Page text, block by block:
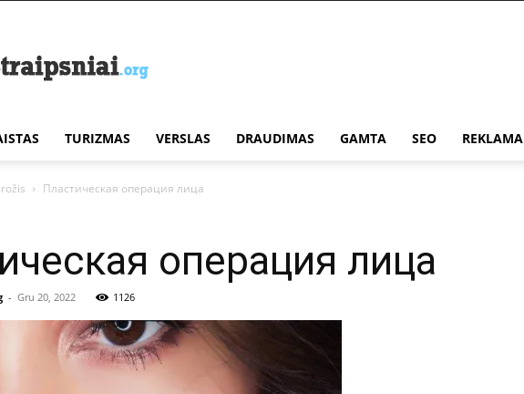
straipsniai
TURIZMAS VERSLAS DRAUDIMAS GAMTA SEO REKLAMA
Пластическая операция лица
операция лица
- Gru 20, 2022 1126